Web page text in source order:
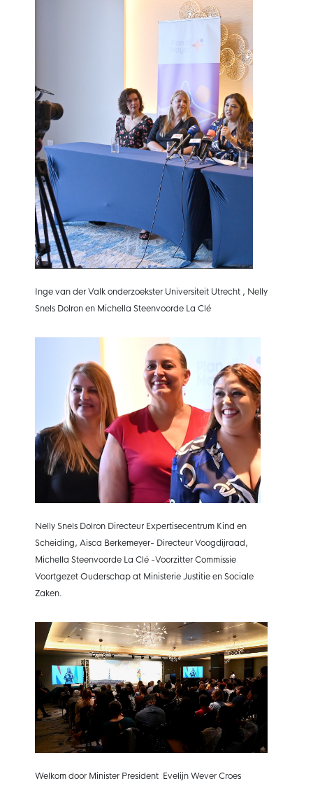
Inge van der Valk onderzoekster Universiteit Utrecht , Nelly
Snels Dolron en Michella Steenvoorde La Clé
Nelly Snels Dolron Directeur Expertisecentrum Kind en
Scheiding, Aisca Berkemeyer- Directeur Voogdijraad,
Michella Steenvoorde La Clé -Voorzitter Commissie
Voortgezet Ouderschap at Ministerie Justitie en Sociale
Zaken.
Welkom door Minister President Evelijn Wever Croes